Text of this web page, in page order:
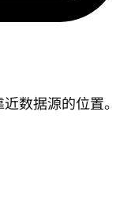
数据源的位置。